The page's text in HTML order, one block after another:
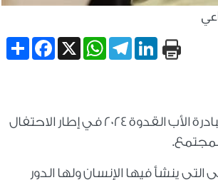
Share
Facebook X
WhatsApp
TelegramLinkedIn
أعلنت وزارة التضامن الاجتماعي عن إطلاق فعاليات النسخة الثانية لمبادرة الأب القدوة 2024 في إطار الاحتفال
ينشأ فيها الإنسان ولها الدور